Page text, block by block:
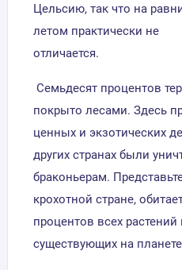
Цельсию, так что на
летом практически не
Семьдесят процентов
покрыто лесами. Здесь
ценных и экзотических
других странах были
браконьерам.
крохотной стране,
процентов всех
существующих на